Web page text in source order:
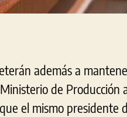
además a
de Producción
el mismo presidente